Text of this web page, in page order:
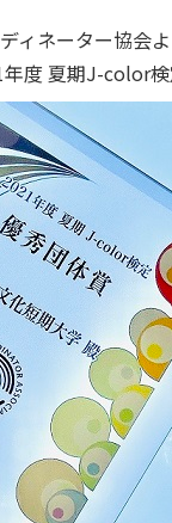
ィネーター協会
度 夏期J-color検